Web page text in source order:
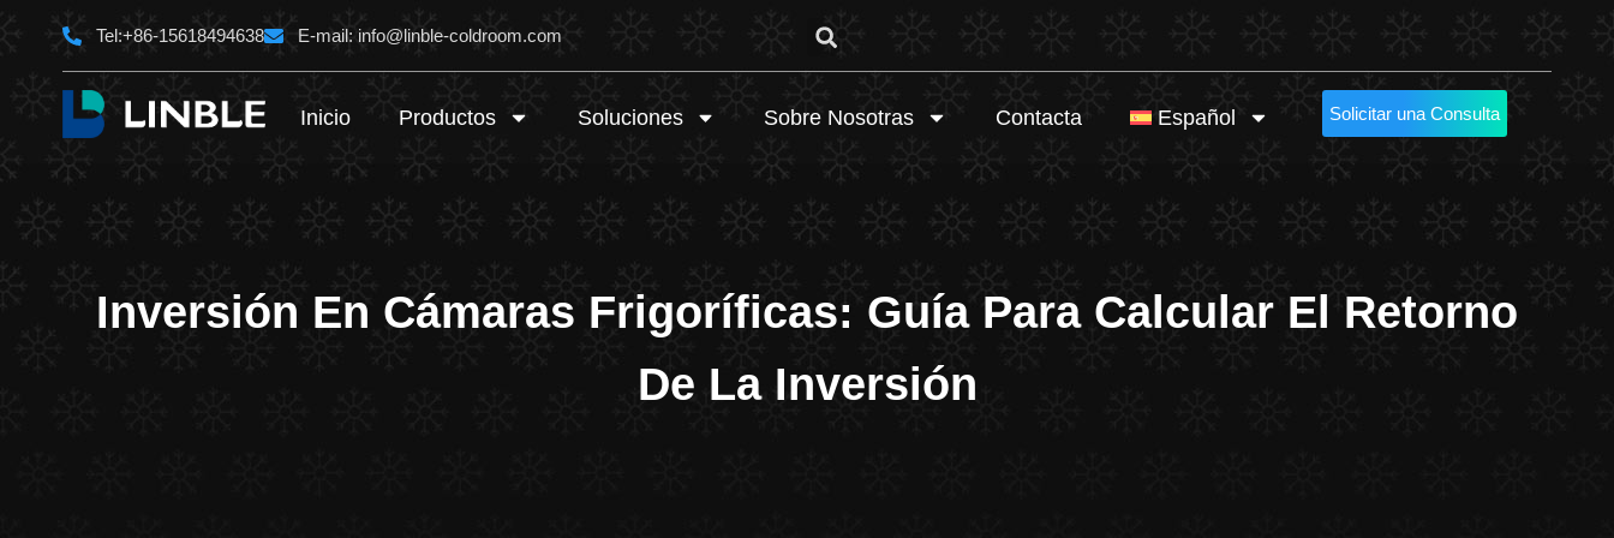
Ir
contenido
Tel:+86-15618494638 E-mail: info@linble-coldroom.com
Inicio Productos Soluciones Sobre Nosotras Contacta Español Solicitar una Consulta
Inversión En Cámaras Frigoríficas: Guía Para Calcular El Retorno
De La Inversión